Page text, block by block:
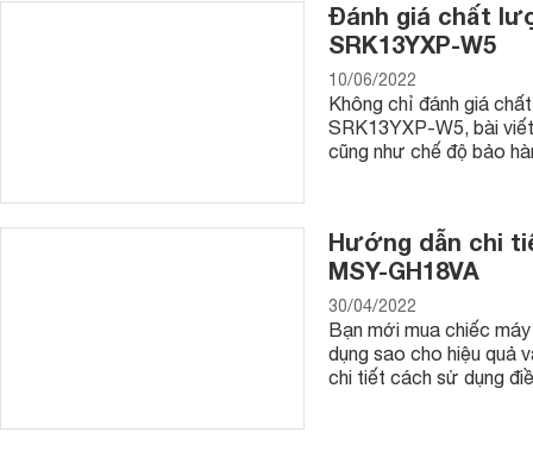
Đánh giá chất
SRK13YXP-W5
10/06/2022
Không chỉ đánh giá
SRK13YXP-W5, bài
cũng như chế độ bảo
Hướng dẫn chi
MSY-GH18VA
30/04/2022
Bạn mới mua chiếc
dụng sao cho hiệu quả
chi tiết cách sử dụng